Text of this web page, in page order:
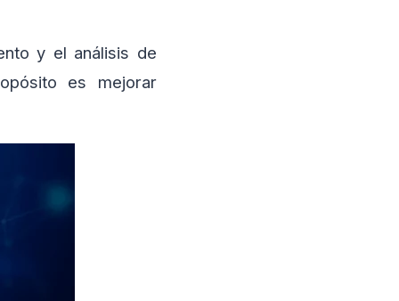
y el análisis de
es mejorar